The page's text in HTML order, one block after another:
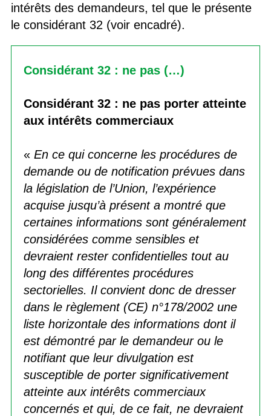
intérêts des demandeurs, tel que le présente
le considérant 32 (voir encadré).
Considérant 32 : ne pas (…)
Considérant 32 : ne pas porter atteinte
aux intérêts commerciaux
« En ce qui concerne les procédures de
demande ou de notification prévues dans
la législation de l’Union, l’expérience
acquise jusqu’à présent a montré que
certaines informations sont généralement
considérées comme sensibles et
devraient rester confidentielles tout au
long des différentes procédures
sectorielles. Il convient donc de dresser
dans le règlement (CE) n°178/2002 une
liste horizontale des informations dont il
est démontré par le demandeur ou le
notifiant que leur divulgation est
susceptible de porter significativement
atteinte aux intérêts commerciaux
concernés et qui, de ce fait, ne devraient